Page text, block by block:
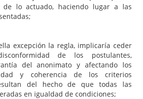
de lo actuado, haciendo lugar a las
excepción la regla, implicaría ceder
de los postulantes,
del anonimato y afectando los
y coherencia de los criterios
del hecho de que todas las
en igualdad de condiciones;